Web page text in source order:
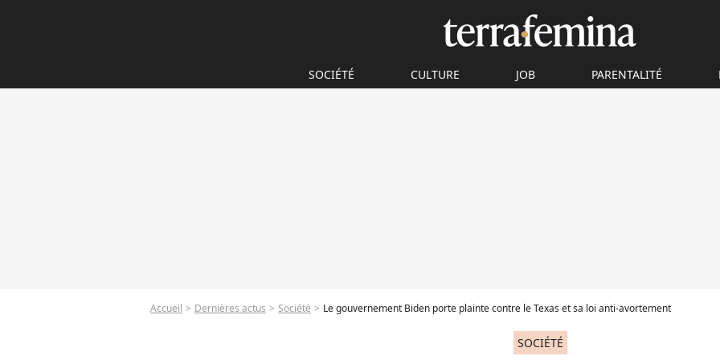
SOCIÉTÉ CULTURE JOB PARENTALITÉ
Accueil Dernières actus Société Le gouvernement Biden porte plainte contre le Texas et sa loi anti-avortement
SOCIÉTÉ